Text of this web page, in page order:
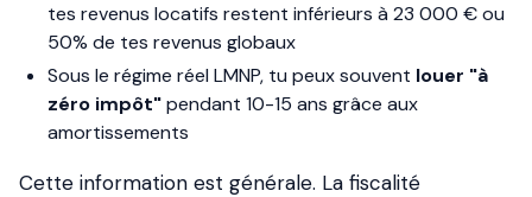
tes revenus locatifs restent inférieurs à 23 000 € ou
50% de tes revenus globaux
Sous le régime réel LMNP, tu peux souvent louer "à
zéro impôt"pendant 10-15 ans grâce aux
amortissements
Cette information est générale. La fiscalité